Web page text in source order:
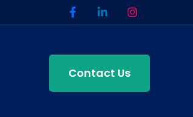
Contact Us